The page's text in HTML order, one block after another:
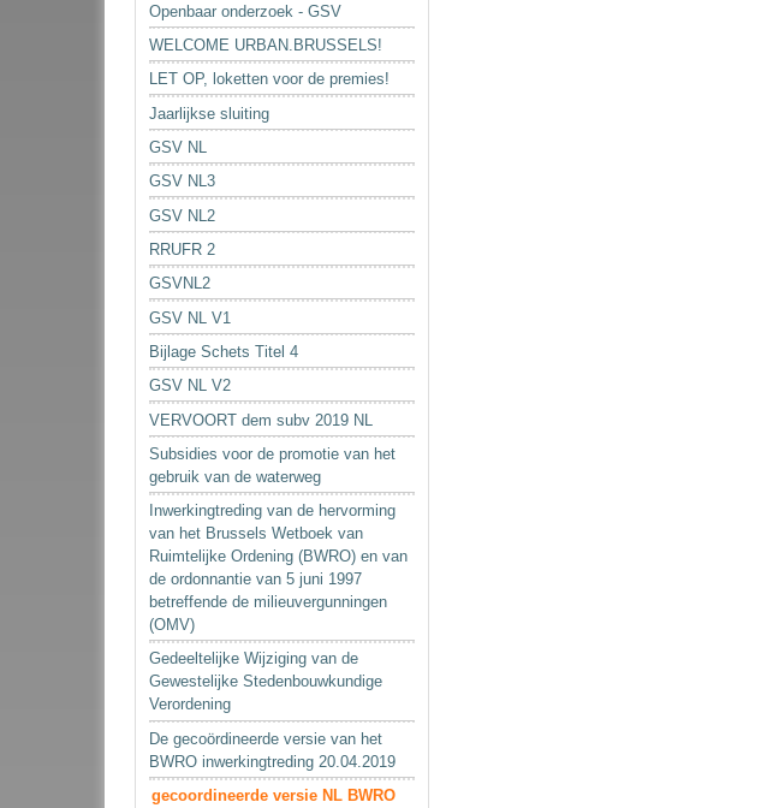
Openbaar onderzoek - GSV
WELCOME URBAN.BRUSSELS!
LET OP, loketten voor de premies!
Jaarlijkse sluiting
GSV NL
GSV NL3
GSV NL2
RRUFR 2
GSVNL2
GSV NL V1
Bijlage Schets Titel 4
GSV NL V2
VERVOORT dem subv 2019 NL
Subsidies voor de promotie van het
gebruik van de waterweg
Inwerkingtreding van de hervorming
van het Brussels Wetboek van
Ruimtelijke Ordening (BWRO) en van
de ordonnantie van 5 juni 1997
betreffende de milieuvergunningen
(OMV)
Gedeeltelijke Wijziging van de
Gewestelijke Stedenbouwkundige
Verordening
De gecoördineerde versie van het
BWRO inwerkingtreding 20.04.2019
gecoordineerde versie NL BWRO